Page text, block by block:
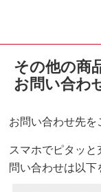
その他の商
お問い合わ
お問い合わせ先を
スマホでピタッ
問い合わせは以下